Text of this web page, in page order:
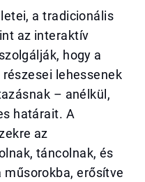
a tradicionális
az interaktív
hogy a
lehessenek
– anélkül,
határait. A
az
táncolnak, és
műsorokba, erősítve